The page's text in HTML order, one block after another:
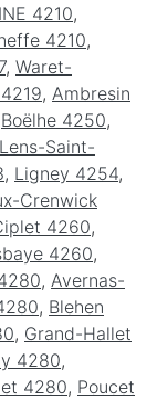
4210,
4210,
, Waret-
, Ambresin
Boëlhe 4250,
Lens-Saint-
, Ligney 4254,
Crenwick
4260,
4260,
, Avernas-
, Blehen
, Grand-Hallet
4280,
4280, Poucet